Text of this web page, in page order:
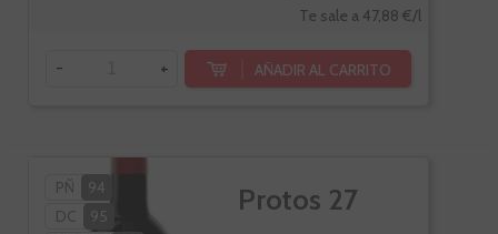
Te sale a 47,88 €/l
- + AÑADIR AL CARRITO
PÑ
94
DC
95
Protos 27